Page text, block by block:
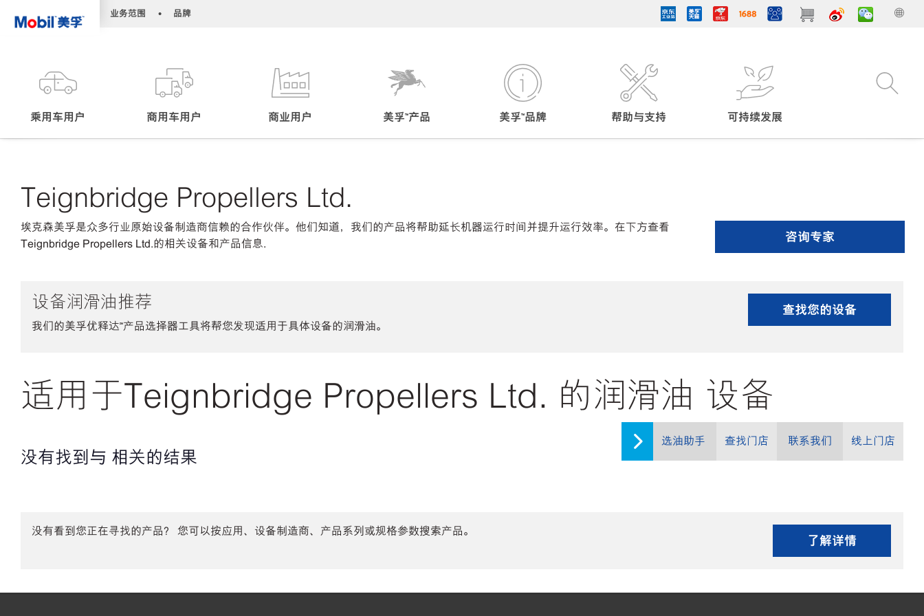
业务范围 • 品牌
乘用车用户 商用车用户 商业用户 美孚™产品 美孚™品牌 帮助与支持 可持续发展
选油助手 查找门店 联系我们 线上门店
Teignbridge Propellers Ltd.
埃克森美孚是众多行业原始设备制造商信赖的合作伙伴。他们知道，我们的产品将帮助延长机器运行时间并提升运行效率。在下方查看
Teignbridge Propellers Ltd.的相关设备和产品信息.
咨询专家
设备润滑油推荐
我们的美孚优释达℠产品选择器工具将帮您发现适用于具体设备的润滑油。
查找您的设备
适用于Teignbridge Propellers Ltd. 的润滑油 设备
没有找到与 相关的结果
没有看到您正在寻找的产品？ 您可以按应用、设备制造商、产品系列或规格参数搜索产品。
了解详情